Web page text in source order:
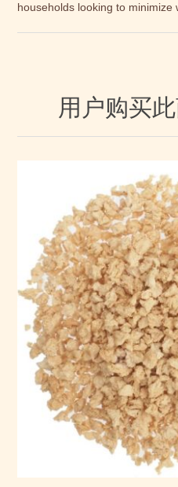
households looking to minimize
用户购买